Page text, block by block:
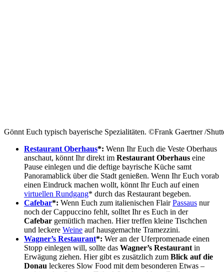
Gönnt Euch typisch bayerische Spezialitäten. ©Frank Gaertner /
Restaurant Oberhaus*: Wenn Ihr Euch die Veste Oberhaus
anschaut, könnt Ihr direkt im Restaurant Oberhaus eine
Pause einlegen und die deftige bayrische Küche samt
Panoramablick über die Stadt genießen. Wenn Ihr Euch vorab
einen Eindruck machen wollt, könnt Ihr Euch auf einen
virtuellen Rundgang* durch das Restaurant begeben.
Cafebar*: Wenn Euch zum italienischen FlairPassaus nur
noch der Cappuccino fehlt, solltet Ihr es Euch in der
Cafebar gemütlich machen. Hier treffen kleine Tischchen
und leckere Weine auf hausgemachte Tramezzini.
Wagner’s Restaurant*: Wer an der Uferpromenade einen
Stopp einlegen will, sollte das Wagner’s Restaurant in
Erwägung ziehen. Hier gibt es zusätzlich zum Blick auf die
Donau leckeres Slow Food mit dem besonderen Etwas –